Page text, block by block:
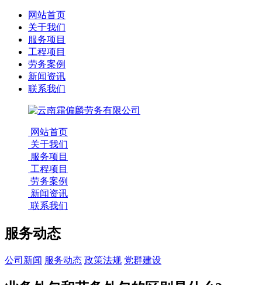
网站首页
关于我们
服务项目
工程项目
劳务案例
新闻资讯
联系我们
网站首页
关于我们
服务项目
工程项目
劳务案例
新闻资讯
联系我们
服务动态
公司新闻 服务动态 政策法规 党群建设